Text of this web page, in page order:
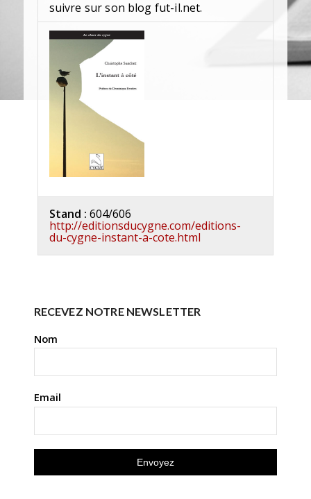
suivre sur son blog fut-il.net.
Stand : 604/606
http://editionsducygne.com/editions-
du-cygne-instant-a-cote.html
RECEVEZ NOTRE NEWSLETTER
Nom
Email